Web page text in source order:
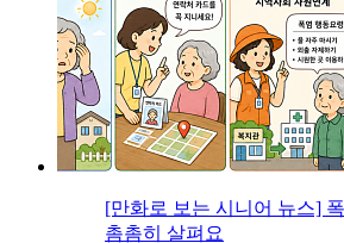
[만화로 보는 시니어 뉴스]
촘촘히 살펴요